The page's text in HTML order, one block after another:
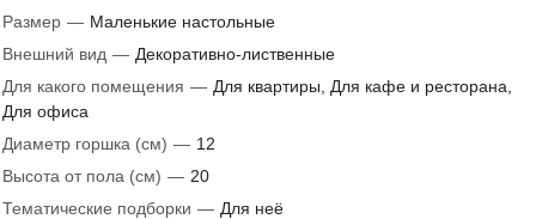
Размер — Маленькие настольные
Внешний вид — Декоративно-лиственные
Для какого помещения — Для квартиры, Для кафе и ресторана,
Для офиса
Диаметр горшка (см) — 12
Высота от пола (см) — 20
Тематические подборки — Для неё